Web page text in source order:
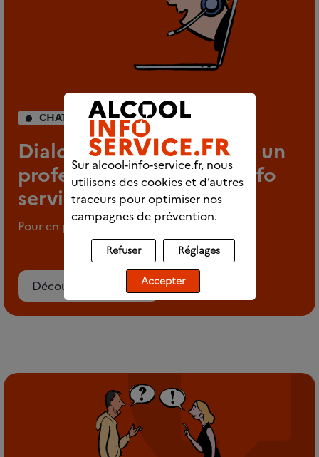
CHAT INDIVIDUEL
Dialoguez en direct avec un
professionnel d’Alcool info
service
Pour en parler en tout anonymat
Découvrez le chat
Sur alcool-info-service.fr, nous
utilisons des cookies et d’autres
traceurs pour optimiser nos
campagnes de prévention.
Refuser Réglages
Accepter